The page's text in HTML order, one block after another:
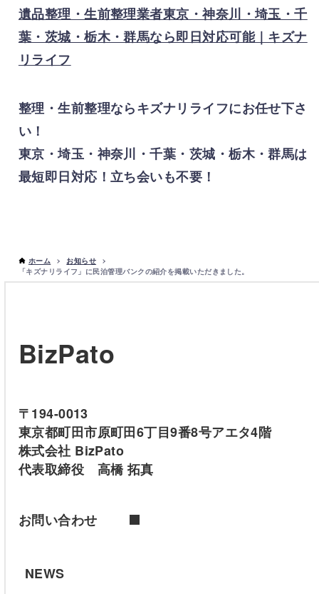
遺品整理・生前整理業者東京・神奈川・埼玉・千
葉・茨城・栃木・群馬なら即日対応可能｜キズナ
リライフ
整理・生前整理ならキズナリライフにお任せ下さ
い！
東京・埼玉・神奈川・千葉・茨城・栃木・群馬は
最短即日対応！立ち会いも不要！
ホーム
お知らせ
「キズナリライフ」に民泊管理バンクの紹介を掲載いただきました。
BizPato
〒194-0013
東京都町田市原町田6丁目9番8号アエタ4階
株式会社 BizPato
代表取締役 高橋 拓真
お問い合わせ
NEWS